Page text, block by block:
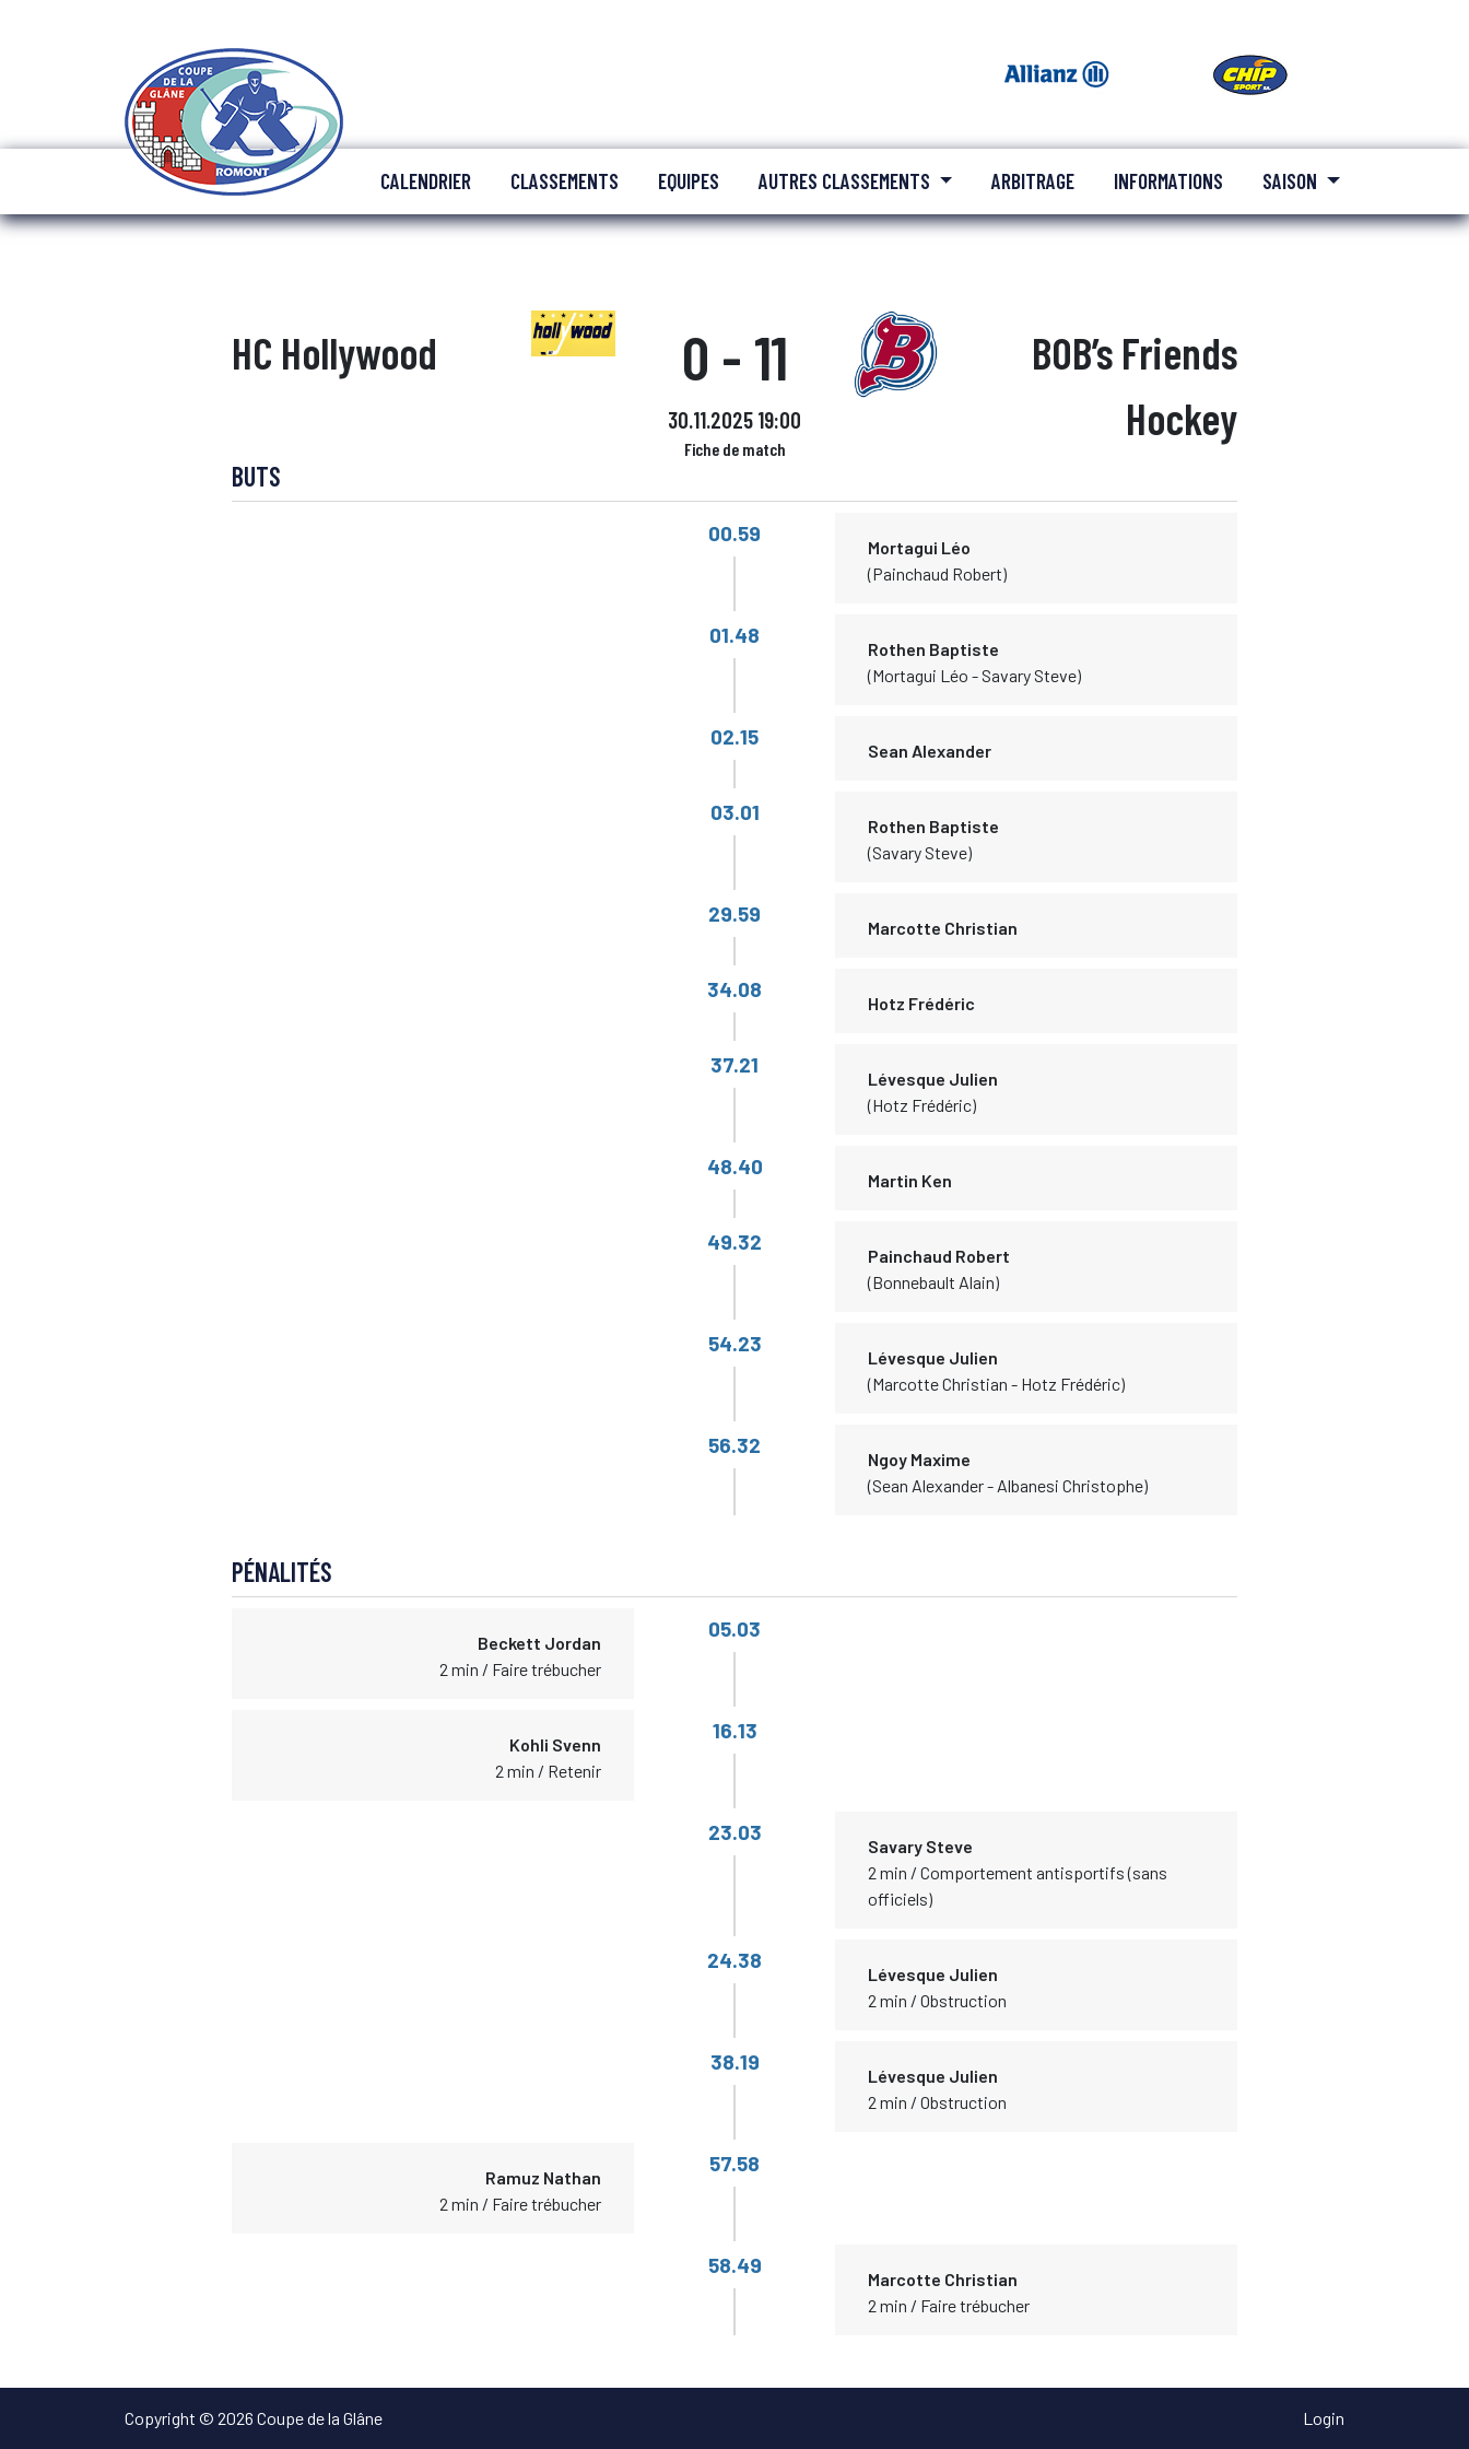
CALENDRIER CLASSEMENTS EQUIPES AUTRES CLASSEMENTS ARBITRAGE INFORMATIONS SAISON
HC Hollywood 0 - 11
30.11.2025 19:00
Fiche de match
BOB’s Friends
Hockey
BUTS
00.59
Mortagui Léo
(Painchaud Robert)
01.48
Rothen Baptiste
(Mortagui Léo - Savary Steve)
02.15
Sean Alexander
03.01
Rothen Baptiste
(Savary Steve)
29.59
Marcotte Christian
34.08
Hotz Frédéric
37.21
Lévesque Julien
(Hotz Frédéric)
48.40
Martin Ken
49.32
Painchaud Robert
(Bonnebault Alain)
54.23
Lévesque Julien
(Marcotte Christian - Hotz Frédéric)
56.32
Ngoy Maxime
(Sean Alexander - Albanesi Christophe)
PÉNALITÉS
Beckett Jordan
2 min / Faire trébucher
05.03
Kohli Svenn
2 min / Retenir
16.13
23.03
Savary Steve
2 min / Comportement antisportifs (sans
officiels)
24.38
Lévesque Julien
2 min / Obstruction
38.19
Lévesque Julien
2 min / Obstruction
Ramuz Nathan
2 min / Faire trébucher
57.58
58.49
Marcotte Christian
2 min / Faire trébucher
Copyright © 2026 Coupe de la Glâne Login